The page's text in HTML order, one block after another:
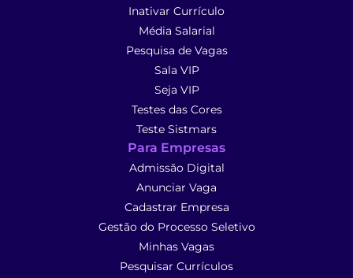
Inativar Currículo
Média Salarial
Pesquisa de Vagas
Sala VIP
Seja VIP
Testes das Cores
Teste Sistmars
Para Empresas
Admissão Digital
Anunciar Vaga
Cadastrar Empresa
Gestão do Processo Seletivo
Minhas Vagas
Pesquisar Currículos